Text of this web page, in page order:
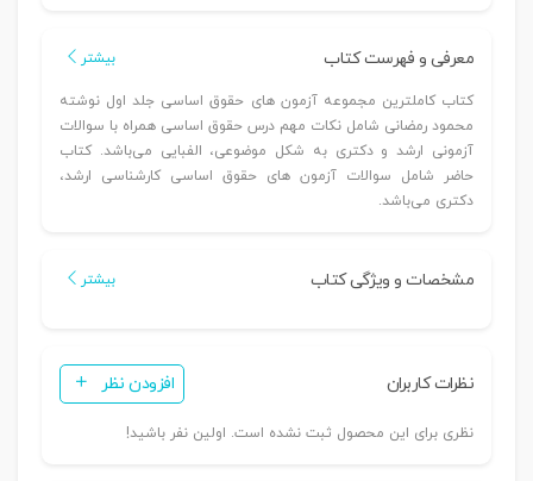
معرفی و فهرست کتاب بیشتر
کتاب کاملترین مجموعه آزمون های حقوق اساسی جلد اول نوشته
محمود رمضانی شامل نکات مهم درس حقوق اساسی همراه با سوالات
آزمونی ارشد و دکتری به شکل موضوعی، الفبایی می‌باشد. کتاب
حاضر شامل سوالات آزمون های حقوق اساسی کارشناسی ارشد،
دکتری می‌باشد.
مشخصات و ویژگی کتاب بیشتر
نظرات کاربران افزودن نظر
نظری برای این محصول ثبت نشده است. اولین نفر باشید!